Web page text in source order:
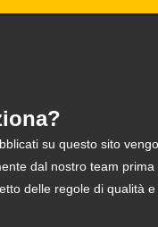
su questo sito
dal nostro team prima
delle regole di qualità e